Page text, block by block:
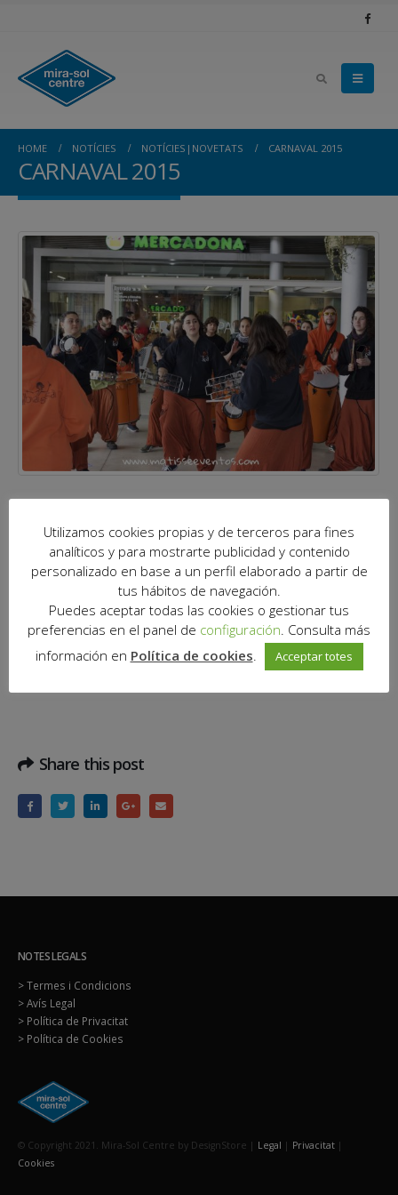
HOME NOTÍCIES NOTÍCIES|NOVETATS CARNAVAL 2015
CARNAVAL 2015
CARNAVAL 2015
Notícies|Novetats
Imatges del CARNAVAL a Mira-sol
Centre!!!
Share this post
NOTES LEGALS
> Termes i Condicions
> Avís Legal
> Política de Privacitat
> Política de Cookies
© Copyright 2021. Mira-Sol Centre by DesignStore | Legal | Privacitat |
Cookies
Utilizamos cookies propias y de terceros para fines
analíticos y para mostrarte publicidad y contenido
personalizado en base a un perfil elaborado a partir de
tus hábitos de navegación.
Puedes aceptar todas las cookies o gestionar tus
preferencias en el panel de configuración . Consulta más
información en Política de cookies Acceptar totes